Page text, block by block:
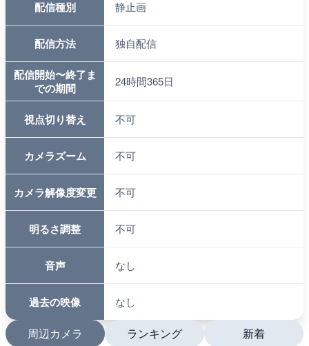
配信種別 静止画
配信方法 独自配信
配信開始〜終了ま
での期間
24時間365日
視点切り替え 不可
カメラズーム 不可
カメラ解像度変更 不可
明るさ調整 不可
音声 なし
過去の映像 なし
周辺カメラ ランキング 新着